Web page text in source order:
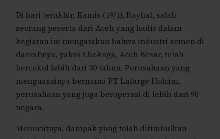
Di hari terakhir, Kamis (19/1), Rayhal, salah
seorang peserta dari Aceh yang hadir dalam
kegiatan ini mengatakan bahwa industri semen di
daerahnya, yakni Lhoknga, Aceh Besar, telah
bercokol lebih dari 30 tahun. Perusahaan yang
menguasainya bernama PT Lafarge Holcim,
perusahaan yang juga beroperasi di lebih dari 90
negara.
Menurutnya, dampak yang telah ditimbulkan